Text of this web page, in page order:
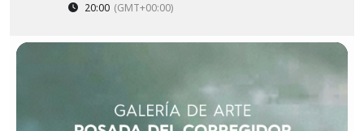
20:00 (GMT+00:00)